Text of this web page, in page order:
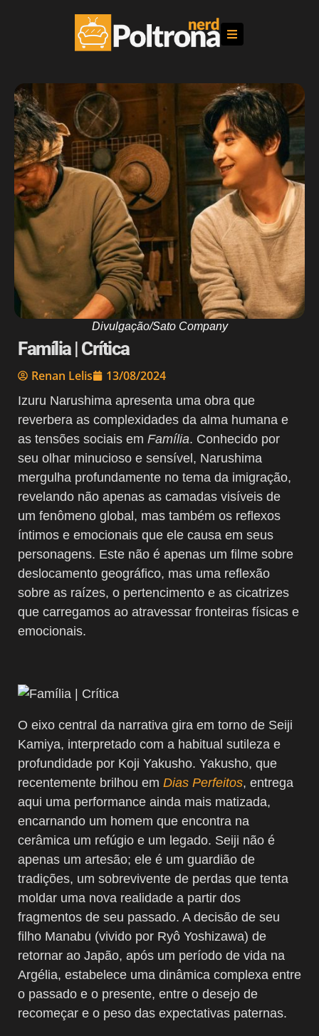
Divulgação/Sato Company
Família | Crítica
Renan Lelis 13/08/2024
Izuru Narushima apresenta uma obra que
reverbera as complexidades da alma humana e
as tensões sociais em Família. Conhecido por
seu olhar minucioso e sensível, Narushima
mergulha profundamente no tema da imigração,
revelando não apenas as camadas visíveis de
um fenômeno global, mas também os reflexos
íntimos e emocionais que ele causa em seus
personagens. Este não é apenas um filme sobre
deslocamento geográfico, mas uma reflexão
sobre as raízes, o pertencimento e as cicatrizes
que carregamos ao atravessar fronteiras físicas e
emocionais.
O eixo central da narrativa gira em torno de Seiji
Kamiya, interpretado com a habitual sutileza e
profundidade por Koji Yakusho. Yakusho, que
recentemente brilhou em Dias Perfeitos, entrega
aqui uma performance ainda mais matizada,
encarnando um homem que encontra na
cerâmica um refúgio e um legado. Seiji não é
apenas um artesão; ele é um guardião de
tradições, um sobrevivente de perdas que tenta
moldar uma nova realidade a partir dos
fragmentos de seu passado. A decisão de seu
filho Manabu (vivido por Ryô Yoshizawa) de
retornar ao Japão, após um período de vida na
Argélia, estabelece uma dinâmica complexa entre
o passado e o presente, entre o desejo de
recomeçar e o peso das expectativas paternas.